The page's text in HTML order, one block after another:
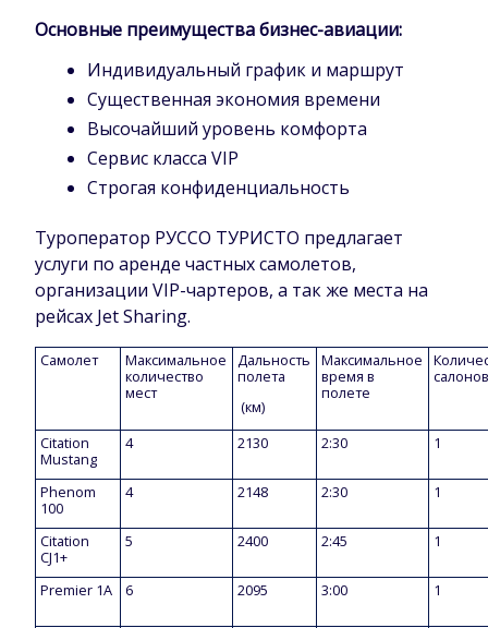
Основные преимущества бизнес-авиации:
Индивидуальный график и маршрут
Существенная экономия времени
Высочайший уровень комфорта
Сервис класса VIP
Строгая конфиденциальность
Туроператор РУССО ТУРИСТО предлагает
услуги по аренде частных самолетов,
организации VIP-чартеров, а так же места на
рейсах Jet Sharing.
Самолет
Максимальное
количество
мест
Дальность
полета
(км)
Maксимальное
время в
полете
Citation
Mustang
4 2130 2:30 1
Phenom
100
4 2148 2:30 1
Citation
CJ1+
5 2400 2:45 1
Premier 1A 6 2095 3:00 1